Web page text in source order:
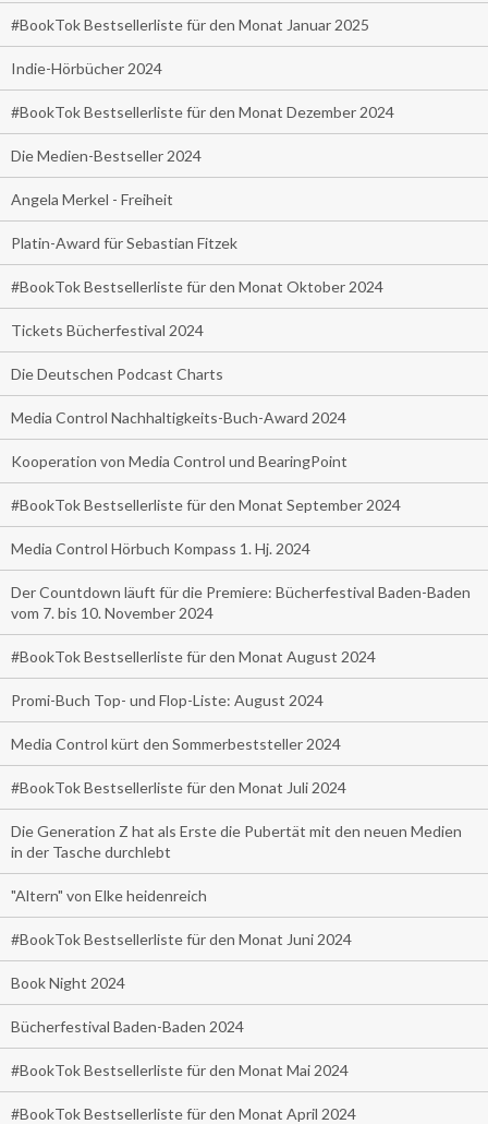
#BookTok Bestsellerliste für den Monat Januar 2025
Indie-Hörbücher 2024
#BookTok Bestsellerliste für den Monat Dezember 2024
Die Medien-Bestseller 2024
Angela Merkel - Freiheit
Platin-Award für Sebastian Fitzek
#BookTok Bestsellerliste für den Monat Oktober 2024
Tickets Bücherfestival 2024
Die Deutschen Podcast Charts
Media Control Nachhaltigkeits-Buch-Award 2024
Kooperation von Media Control und BearingPoint
#BookTok Bestsellerliste für den Monat September 2024
Media Control Hörbuch Kompass 1. Hj. 2024
Der Countdown läuft für die Premiere: Bücherfestival Baden-Baden
vom 7. bis 10. November 2024
#BookTok Bestsellerliste für den Monat August 2024
Promi-Buch Top- und Flop-Liste: August 2024
Media Control kürt den Sommerbeststeller 2024
#BookTok Bestsellerliste für den Monat Juli 2024
Die Generation Z hat als Erste die Pubertät mit den neuen Medien
in der Tasche durchlebt
"Altern" von Elke heidenreich
#BookTok Bestsellerliste für den Monat Juni 2024
Book Night 2024
Bücherfestival Baden-Baden 2024
#BookTok Bestsellerliste für den Monat Mai 2024
#BookTok Bestsellerliste für den Monat April 2024